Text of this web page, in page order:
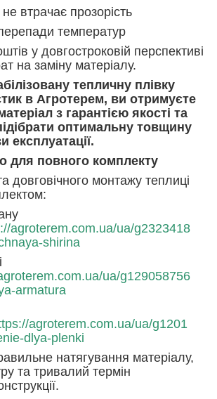
не втрачає прозорість
температур
у довгостроковій перспективі
на заміну матеріалу.
тепличну плівку
в Агротерем, ви отримуєте
з гарантією якості та
оптимальну товщину
експлуатації.
для повного комплекту
довговічного монтажу теплиці
agroterem.com.ua/ua/g2323418
shirina
ua/g129058756
armatura
agroterem.com.ua/ua/g1201
dlya-plenki
натягування матеріалу,
та тривалий термін